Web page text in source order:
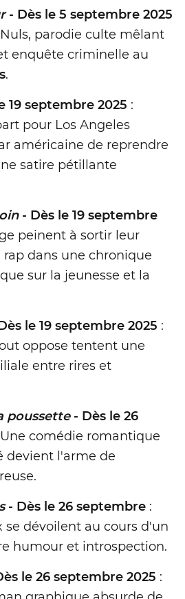
- Dès le 5 septembre 2025
parodie culte mêlant
enquête criminelle au
.
19 septembre 2025 :
pour Los Angeles
américaine de reprendre
satire pétillante
- Dès le 19 septembre
peinent à sortir leur
dans une chronique
sur la jeunesse et la
le 19 septembre 2025 :
oppose tentent une
entre rires et
poussette- Dès le 26
comédie romantique
devient l'arme de
- Dès le 26 septembre :
dévoilent au cours d'un
humour et introspection.
le 26 septembre 2025 :